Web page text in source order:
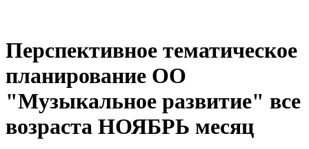
Перспективное тематическое
планирование ОО
"Музыкальное развитие" все
возраста НОЯБРЬ месяц